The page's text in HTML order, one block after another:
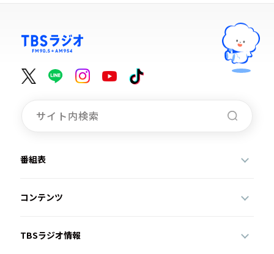
番組表
コンテンツ
TBSラジオ情報